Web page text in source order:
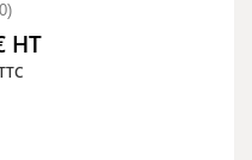
HT